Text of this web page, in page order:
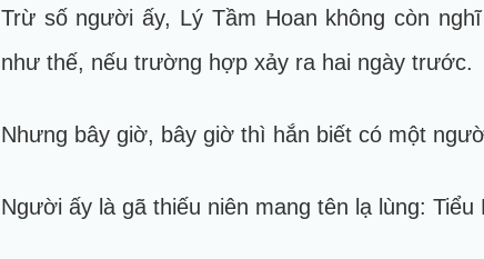
Trừ số người ấy, Lý Tầm Hoan không còn
như thế, nếu trường hợp xảy ra hai ngày trước.
Nhưng bây giờ, bây giờ thì hắn biết có một
Người ấy là gã thiếu niên mang tên lạ lùng: Tiểu